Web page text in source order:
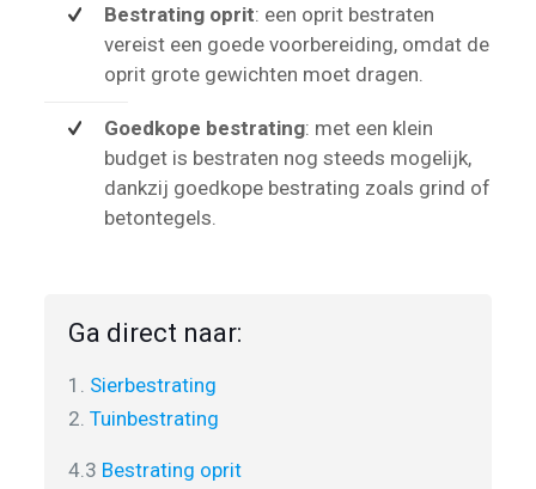
Bestrating oprit: een oprit bestraten
vereist een goede voorbereiding, omdat de
oprit grote gewichten moet dragen.
Goedkope bestrating: met een klein
budget is bestraten nog steeds mogelijk,
dankzij goedkope bestrating zoals grind of
betontegels.
Ga direct naar:
1. Sierbestrating
2. Tuinbestrating
4.3 Bestrating oprit